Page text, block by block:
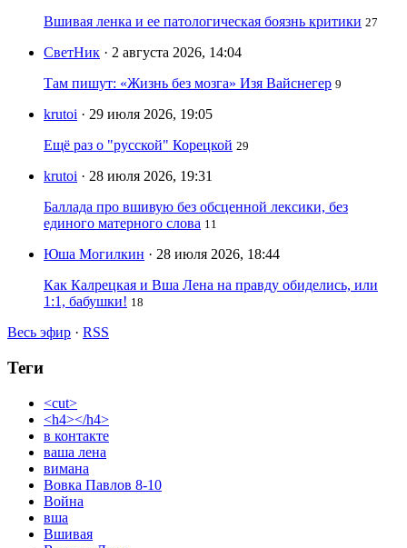
Вшивая ленка и ее патологическая боязнь критики 27
СветНик · 2 августа 2026, 14:04
Там пишут: «Жизнь без мозга» Изя Вайснегер 9
krutoi · 29 июля 2026, 19:05
Ещё раз о "русской" Корецкой 29
krutoi · 28 июля 2026, 19:31
Баллада про вшивую без обсценной лексики, без
единого матерного слова 11
Юша Могилкин · 28 июля 2026, 18:44
Как Калрецкая и Вша Лена на правду обиделись, или
1:1, бабушки! 18
Весь эфир · RSS
Теги
<cut>
<h4></h4>
в контакте
ваша лена
вимана
Вовка Павлов 8-10
Война
вша
Вшивая